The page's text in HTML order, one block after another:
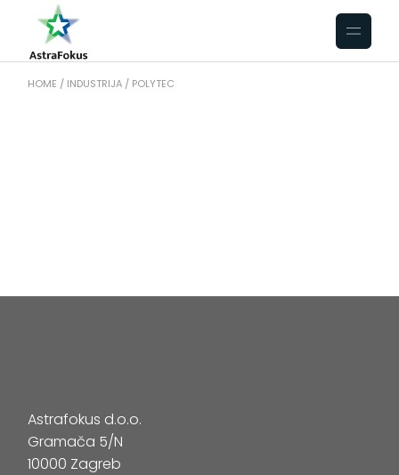
HOME INDUSTRIJA POLYTEC
Astrafokus d.o.o.
Gramača 5/N
10000 Zagreb